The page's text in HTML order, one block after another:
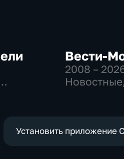
Вести-
2008 –
Установить приложение